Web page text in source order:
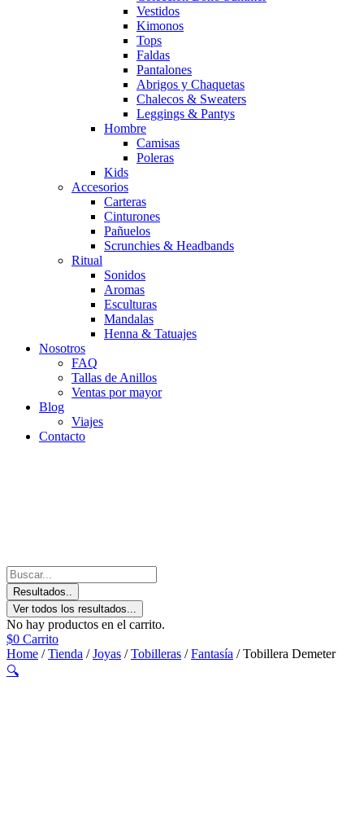
Vestidos
Kimonos
Tops
Faldas
Pantalones
Abrigos y Chaquetas
Chalecos & Sweaters
Leggings & Pantys
Hombre
Camisas
Poleras
Kids
Accesorios
Carteras
Cinturones
Pañuelos
Scrunchies & Headbands
Ritual
Sonidos
Aromas
Esculturas
Mandalas
Henna & Tatuajes
Nosotros
FAQ
Tallas de Anillos
Ventas por mayor
Blog
Viajes
Contacto
Resultados..
Ver todos los resultados...
No hay productos en el carrito.
$0 Carrito
Home /Tienda /Joyas /Tobilleras /Fantasía / Tobillera Demeter
🔍